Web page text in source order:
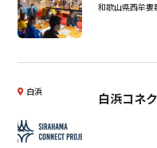
和歌山県西牟婁
白浜 白浜コネ